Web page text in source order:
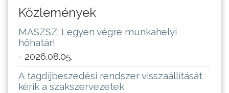
Közlemények
MASZSZ: Legyen végre munkahelyi
hőhatár!
- 2026.08.05.
A tagdíjbeszedési rendszer visszaállítását
kérik a szakszervezetek